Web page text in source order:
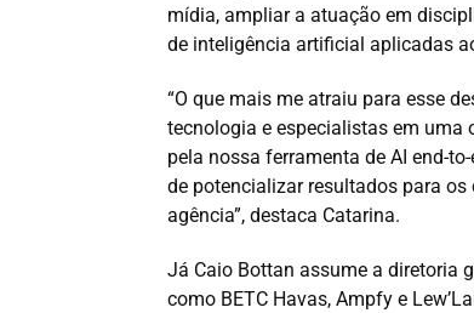
mídia, ampliar a atuação em
de inteligência artificial aplicadas
“O que mais me atraiu para esse
tecnologia e especialistas em uma
pela nossa ferramenta de AI end-
de potencializar resultados para
agência”, destaca Catarina.
Já Caio Bottan assume a diretoria
como BETC Havas, Ampfy e